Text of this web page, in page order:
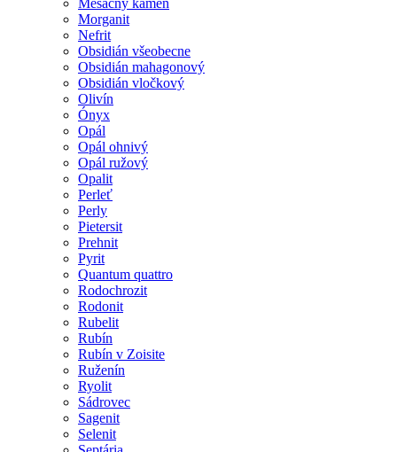
Morganit
Nefrit
Obsidián všeobecne
Obsidián mahagonový
Obsidián vločkový
Olivín
Ónyx
Opál
Opál ohnivý
Opál ružový
Opalit
Perleť
Perly
Pietersit
Prehnit
Pyrit
Quantum quattro
Rodochrozit
Rodonit
Rubelit
Rubín
Rubín v Zoisite
Ruženín
Ryolit
Sádrovec
Sagenit
Selenit